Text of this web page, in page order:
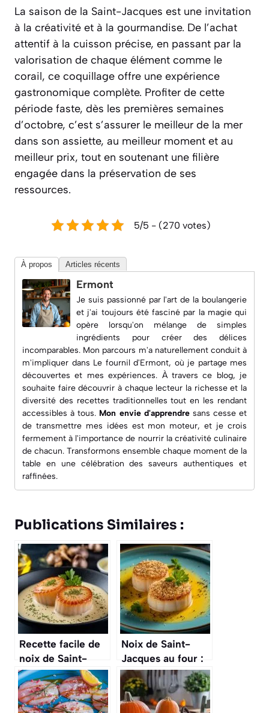
La saison de la Saint-Jacques est une invitation
à la créativité et à la gourmandise. De l’achat
attentif à la cuisson précise, en passant par la
valorisation de chaque élément comme le
corail, ce coquillage offre une expérience
gastronomique complète. Profiter de cette
période faste, dès les premières semaines
d’octobre, c’est s’assurer le meilleur de la mer
dans son assiette, au meilleur moment et au
meilleur prix, tout en soutenant une filière
engagée dans la préservation de ses
ressources.
5/5 - (270 votes)
À propos Articles récents
Ermont
Je suis passionné par l'art de la boulangerie
et j'ai toujours été fasciné par la magie qui
opère lorsqu'on mélange de simples
ingrédients pour créer des délices
incomparables. Mon parcours m'a naturellement conduit à
m'impliquer dans Le fournil d'Ermont, où je partage mes
découvertes et mes expériences. À travers ce blog, je
souhaite faire découvrir à chaque lecteur la richesse et la
diversité des recettes traditionnelles tout en les rendant
accessibles à tous. Mon envie d'apprendresans cesse et
de transmettre mes idées est mon moteur, et je crois
fermement à l'importance de nourrir la créativité culinaire
de chacun. Transformons ensemble chaque moment de la
table en une célébration des saveurs authentiques et
raffinées.
Publications Similaires :
Recette facile de
noix de Saint-
Jacques à la
crème
Noix de Saint-
Jacques au four :
recette délicieuse
et facile